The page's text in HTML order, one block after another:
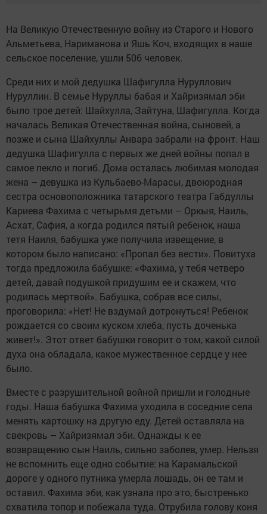
На Великую Отечественную войну из Старого и Нового
Альметьева, Нариманова и Яшь Коч, входящих в наше
сельское поселение, ушли 506 человек.
Среди них и мой дедушка Шафигулла Нуруллович
Нуруллин. В семье Нуруллы бабая и Хайризямал эби
было трое детей: Шайхулла, Зайтуна, Шафигулла. Когда
началась Великая Отечественная война, сыновей, а
позже и сына Шайхуллы Анвара забрали на фронт. Наш
дедушка Шафигулла с первых же дней войны попал в
самое пекло и погиб. Дома осталась любимая молодая
жена – девушка из Кульбаево-Марасы, двоюродная
сестра основоположника татарского театра Габдуллы
Кариева Фахима с четырьмя детьми – Оркыя, Наиль,
Асхат, Сафия, а когда родился пятый ребенок, наша
тетя Наиля, бабушка уже получила извещение, в
котором было написано: «Пропал без вести». Повитуха
тогда предложила бабушке: «Фахима, у тебя четверо
детей, давай подушкой придушим ее и скажем, что
родилась мертвой». Бабушка, собрав все силы,
проговорила: «Нет! Не вздумай дотронуться! Ребенок
рождается со своим куском хлеба, пусть доченька
живет!». Этот ответ бабушки говорит о том, какой силой
духа она обладала, какое мужественное сердце у нее
было.
Вместе с разрушительной войной пришли и голодные
годы. Наша бабушка Фахима уходила в соседние села
менять картошку на другую еду. Детей оставляла на
свекровь – Хайризямал эби. Однажды к ее
возвращению сын Наиль, сильно заболев, умер. Нельзя
не вспомнить еще одно событие: на Карамальской
дороге у одного путника умерла лошадь, он ее там и
оставил. Фахима эби, как узнала про это, быстренько
схватила топор и побежала туда. Отрубила голову коня